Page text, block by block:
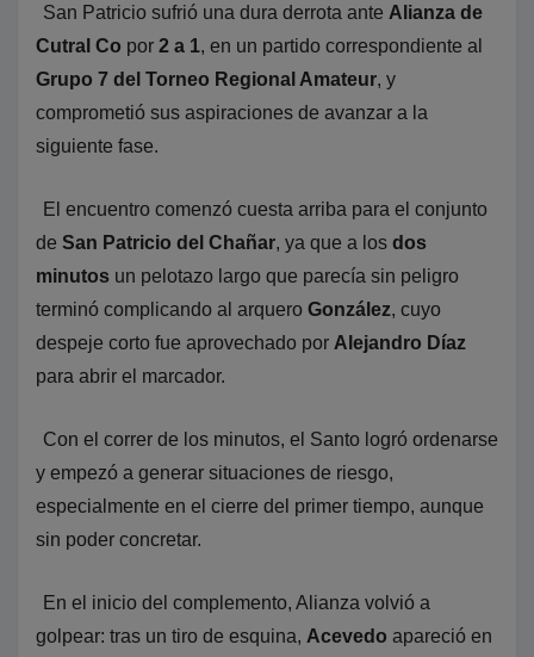
San Patricio sufrió una dura derrota ante Alianza de
Cutral Co por 2 a 1, en un partido correspondiente al
Grupo 7 del Torneo Regional Amateur, y
comprometió sus aspiraciones de avanzar a la
siguiente fase.
El encuentro comenzó cuesta arriba para el conjunto
de San Patricio del Chañar, ya que a los dos
minutos un pelotazo largo que parecía sin peligro
terminó complicando al arquero González, cuyo
despeje corto fue aprovechado por Alejandro Díaz
para abrir el marcador.
Con el correr de los minutos, el Santo logró ordenarse
y empezó a generar situaciones de riesgo,
especialmente en el cierre del primer tiempo, aunque
sin poder concretar.
En el inicio del complemento, Alianza volvió a
golpear: tras un tiro de esquina, Acevedo apareció en